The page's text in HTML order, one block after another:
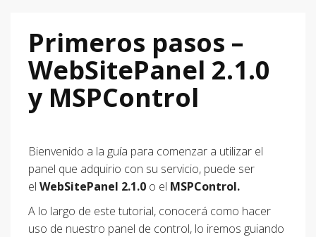
Primeros pasos –
WebSitePanel 2.1.0
y MSPControl
Bienvenido a la guía para comenzar a utilizar el
panel que adquirio con su servicio, puede ser
el WebSitePanel 2.1.0 o el MSPControl.
A lo largo de este tutorial, conocerá como hacer
uso de nuestro panel de control, lo iremos guiando